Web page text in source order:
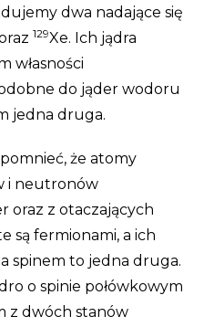
dwa nadające się
129Xe. Ich jądra
własności
do jąder wodoru
jedna druga.
że atomy
i neutronów
oraz z otaczających
są fermionami, a ich
spinem to jedna druga.
o spinie połówkowym
z dwóch stanów